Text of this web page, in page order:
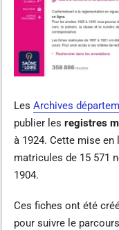
Les Archives
publier les registres
à 1924. Cette mise en
matricules de 15 571
1904.
Ces fiches ont été
pour suivre le